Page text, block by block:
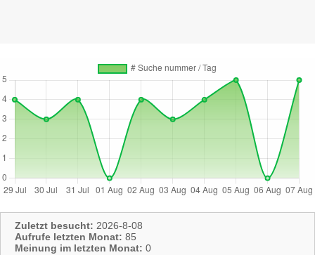
Zuletzt besucht: 2026-8-08
Aufrufe letzten Monat: 85
Meinung im letzten Monat: 0